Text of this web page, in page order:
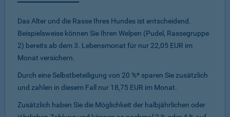
Das Alter und die Rasse Ihres Hundes ist entscheidend.
Beispielsweise können Sie Ihren Welpen (Pudel, Rassegruppe
2) bereits ab dem 3. Lebensmonat für nur 22,05 EUR im
Monat versichern.
Durch eine Selbstbeteiligung von 20 %* sparen Sie zusätzlich
und zahlen in diesem Fall nur 18,75 EUR im Monat.
Zusätzlich haben Sie die Möglichkeit der halbjährlichen oder